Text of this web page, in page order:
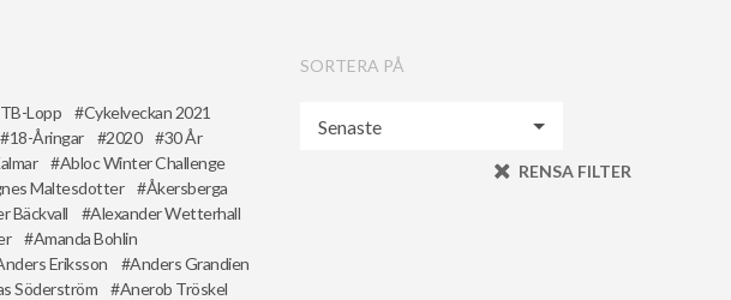
Lopp
Cykelveckan 2021
18-Åringar 2020
30 År
Abloc Winter Challenge
Maltesdotter
Åkersberga
Bäckvall
Alexander Wetterhall
Amanda Bohlin
Eriksson
Anders Grandien
Söderström
Anerob Tröskel
SORTERA PÅ
RENSA FILTER